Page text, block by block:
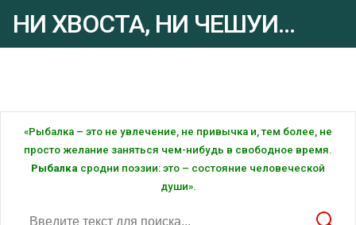
НИ ХВОСТА, НИ ЧЕШУИ...
«Рыбалка – это не увлечение, не привычка и, тем более, не
просто желание заняться чем-нибудь в свободное время.
Рыбалка сродни поэзии: это – состояние человеческой
души».